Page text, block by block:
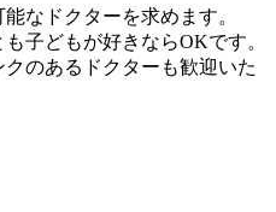
なドクターを求めます。
子どもが好きならOKです。
のあるドクターも歓迎いた